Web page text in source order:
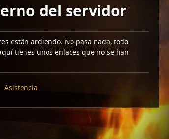
del servidor
están ardiendo. No pasa nada, todo
tienes unos enlaces que no se han
Asistencia